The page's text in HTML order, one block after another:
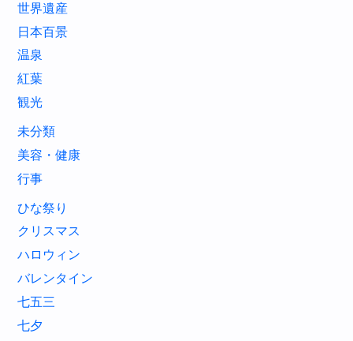
世界遺産
日本百景
温泉
紅葉
観光
未分類
美容・健康
行事
ひな祭り
クリスマス
ハロウィン
バレンタイン
七五三
七夕